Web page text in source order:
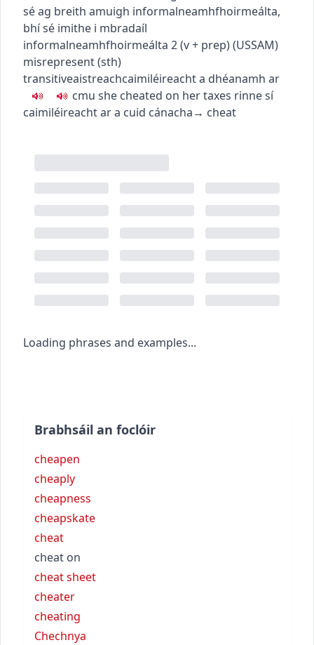
sé ag breith amuigh informalneamhfhoirmeálta,
bhí sé imithe i mbradaíl
informalneamhfhoirmeálta 2(v + prep)(USSAM)
misrepresent (sth)
transitiveaistreachcaimiléireacht a dhéanamh ar
cmu she cheated on her taxes rinne sí
caimiléireacht ar a cuid cánacha→ cheat
Loading phrases and examples...
Brabhsáil an foclóir
cheapen
cheaply
cheapness
cheapskate
cheat
cheat on
cheat sheet
cheater
cheating
Chechnya